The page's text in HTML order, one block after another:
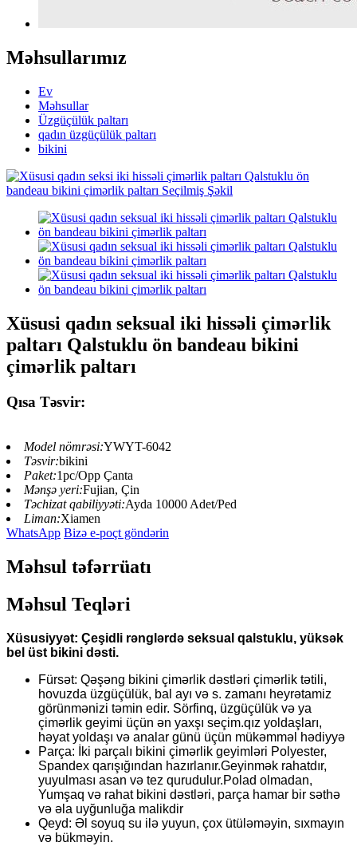
Məhsullarımız
Ev
Məhsullar
Üzgüçülük paltarı
qadın üzgüçülük paltarı
bikini
Xüsusi qadın seksual iki hissəli çimərlik
paltarı Qalstuklu ön bandeau bikini
çimərlik paltarı
Qısa Təsvir:
Model nömrəsi:YWYT-6042
Təsvir:bikini
Paket:1pc/Opp Çanta
Mənşə yeri:Fujian, Çin
Təchizat qabiliyyəti:Ayda 10000 Adet/Ped
Liman:Xiamen
WhatsApp Bizə e-poçt göndərin
Məhsul təfərrüatı
Məhsul Teqləri
Xüsusiyyət: Çeşidli rənglərdə seksual qalstuklu, yüksək
bel üst bikini dəsti.
Fürsət: Qəşəng bikini çimərlik dəstləri çimərlik tətili,
hovuzda üzgüçülük, bal ayı və s. zamanı heyrətamiz
görünmənizi təmin edir. Sörfinq, üzgüçülük və ya
çimərlik geyimi üçün ən yaxşı seçim.qız yoldaşları,
həyat yoldaşı və analar günü üçün mükəmməl hədiyyə
Parça: İki parçalı bikini çimərlik geyimləri Polyester,
Spandex qarışığından hazırlanır.Geyinmək rahatdır,
yuyulması asan və tez qurudulur.Polad olmadan,
Yumşaq və rahat bikini dəstləri, parça hamar bir səthə
və əla uyğunluğa malikdir
Qeyd: Əl soyuq su ilə yuyun, çox ütüləməyin, sıxmayın
və bükməyin.